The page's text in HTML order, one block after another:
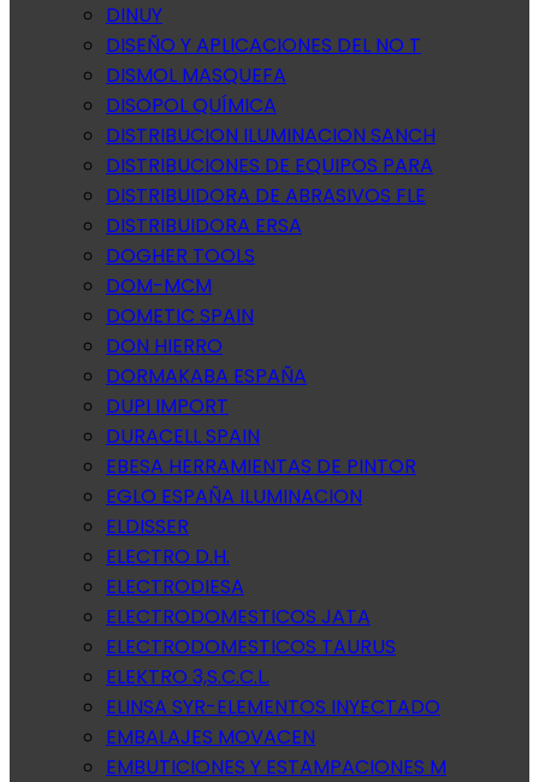
DINUY
DISEÑO Y APLICACIONES DEL NO T
DISMOL MASQUEFA
DISOPOL QUÍMICA
DISTRIBUCION ILUMINACION SANCH
DISTRIBUCIONES DE EQUIPOS PARA
DISTRIBUIDORA DE ABRASIVOS FLE
DISTRIBUIDORA ERSA
DOGHER TOOLS
DOM-MCM
DOMETIC SPAIN
DON HIERRO
DORMAKABA ESPAÑA
DUPI IMPORT
DURACELL SPAIN
EBESA HERRAMIENTAS DE PINTOR
EGLO ESPAÑA ILUMINACION
ELDISSER
ELECTRO D.H.
ELECTRODIESA
ELECTRODOMESTICOS JATA
ELECTRODOMESTICOS TAURUS
ELEKTRO 3,S.C.C.L.
ELINSA SYR-ELEMENTOS INYECTADO
EMBALAJES MOVACEN
EMBUTICIONES Y ESTAMPACIONES M